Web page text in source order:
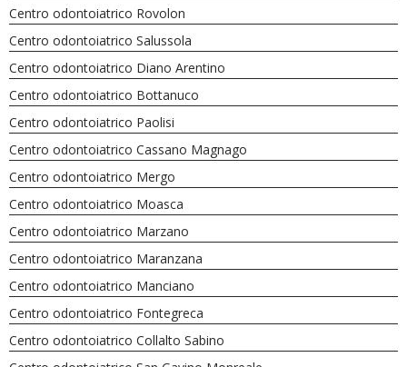
Centro odontoiatrico Rovolon
Centro odontoiatrico Salussola
Centro odontoiatrico Diano Arentino
Centro odontoiatrico Bottanuco
Centro odontoiatrico Paolisi
Centro odontoiatrico Cassano Magnago
Centro odontoiatrico Mergo
Centro odontoiatrico Moasca
Centro odontoiatrico Marzano
Centro odontoiatrico Maranzana
Centro odontoiatrico Manciano
Centro odontoiatrico Fontegreca
Centro odontoiatrico Collalto Sabino